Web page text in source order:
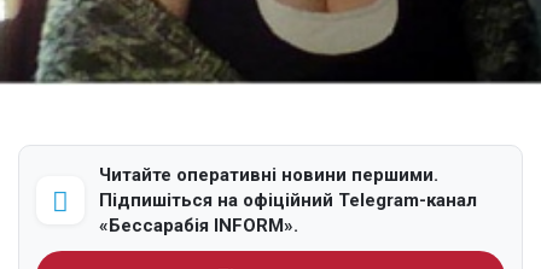
Читайте оперативні новини першими.
Підпишіться на офіційний Telegram-канал
«Бессарабія INFORM».